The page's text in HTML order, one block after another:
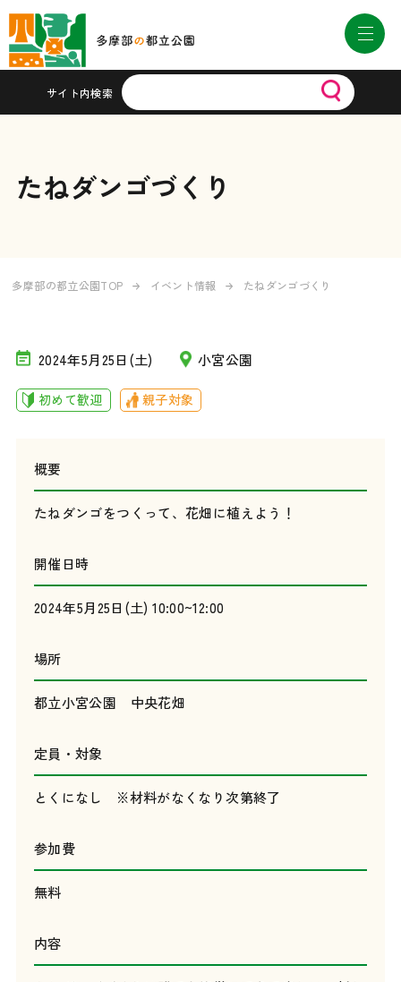
サイト内検索
たねダンゴづくり
多摩部の都立公園TOP イベント情報 たねダンゴづくり
2024年5月25日(土) 小宮公園
初めて歓迎 親子対象
概要
たねダンゴをつくって、花畑に植えよう！
開催日時
2024年5月25日(土) 10:00~12:00
場所
都立小宮公園 中央花畑
定員・対象
とくになし ※材料がなくなり次第終了
参加費
無料
内容